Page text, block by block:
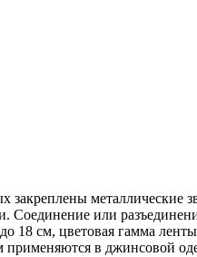
закреплены
Соединение или
18 см, цветовая гамма
в джинсовой